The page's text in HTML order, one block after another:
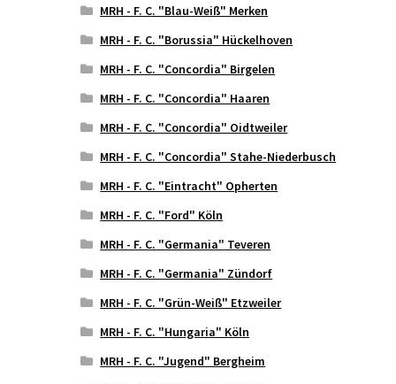
MRH - F. C. "Blau-Weiß" Merken
MRH - F. C. "Borussia" Hückelhoven
MRH - F. C. "Concordia" Birgelen
MRH - F. C. "Concordia" Haaren
MRH - F. C. "Concordia" Oidtweiler
MRH - F. C. "Concordia" Stahe-Niederbusch
MRH - F. C. "Eintracht" Opherten
MRH - F. C. "Ford" Köln
MRH - F. C. "Germania" Teveren
MRH - F. C. "Germania" Zündorf
MRH - F. C. "Grün-Weiß" Etzweiler
MRH - F. C. "Hungaria" Köln
MRH - F. C. "Jugend" Bergheim